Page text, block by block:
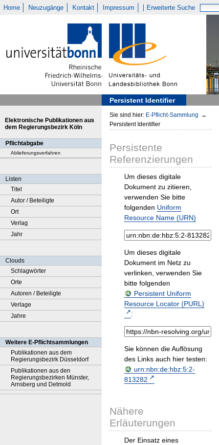
Home Neuzugänge Kontakt Impressum Erweiterte Suche
Persistent Identifier
Elektronische Publikationen aus
dem Regierungsbezirk Köln
Pflichtabgabe
Ablieferungsverfahren
Listen
Titel
Autor / Beteiligte
Ort
Verlag
Jahr
Clouds
Schlagwörter
Orte
Autoren / Beteiligte
Verlage
Jahre
Weitere E-Pflichtsammlungen
Publikationen aus dem
Regierungsbezirk Düsseldorf
Publikationen aus den
Regierungsbezirken Münster,
Arnsberg und Detmold
Sie sind hier: E-Pflicht-Sammlung →
Persistent Identifier
Persistente
Referenzierungen
Um dieses digitale
Dokument zu zitieren,
verwenden Sie bitte
folgenden Uniform
Resource Name (URN)
Um dieses digitale
Dokument im Netz zu
verlinken, verwenden Sie
bitte folgenden
Persistent Uniform
Resource Locator (PURL)
:
Sie können die Auflösung
des Links auch hier testen:
urn:nbn:de:hbz:5:2-
813282
Nähere
Erläuterungen
Der Einsatz eines